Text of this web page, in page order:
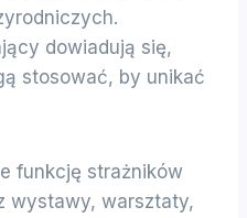
dowiadują się,
stosować, by unikać
funkcję strażników
wystawy, warsztaty,